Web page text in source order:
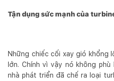
Tận dụng sức mạnh của
Những chiếc cối xay gió khổng
lớn. Chính vì vậy nó không
nhà phát triển đã chế ra loại